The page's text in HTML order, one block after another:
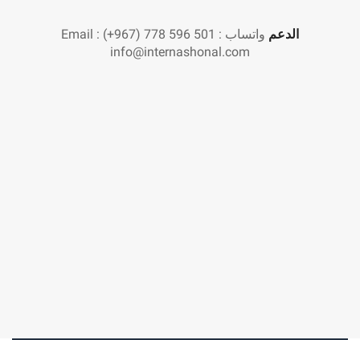
الدعم
واتساب : 501 596 778 (967+) Email :
info@internashonal.com